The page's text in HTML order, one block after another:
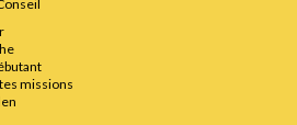
missions